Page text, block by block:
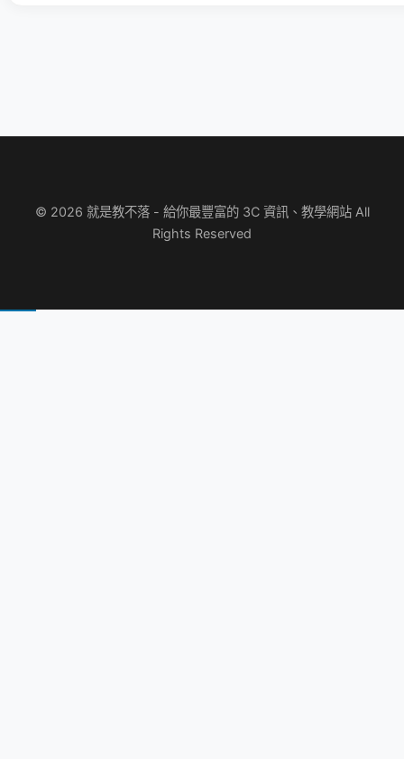
© 2026 就是教不落 - 給你最豐富的 3C 資訊、教學網站 All
Rights Reserved